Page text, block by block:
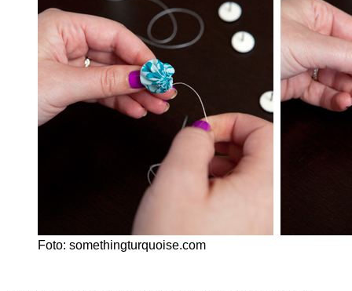
Foto: somethingturquoise.com